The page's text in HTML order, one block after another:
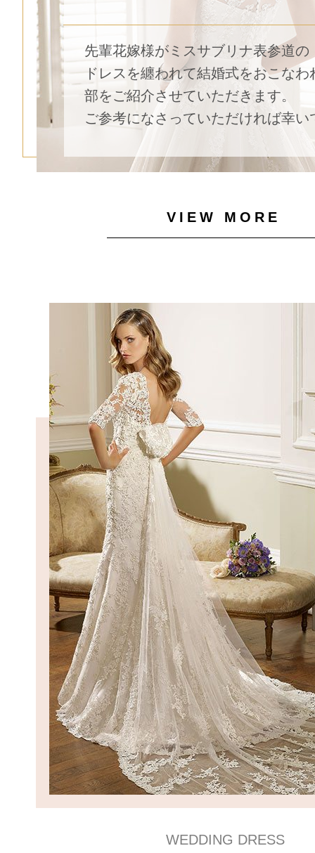
先輩花嫁様がミスサブリナ表参道の
ドレスを纏われて結婚式をおこなわ
部をご紹介させていただきます。
ご参考になさっていただければ幸い
VIEW MORE
WEDDING DRESS